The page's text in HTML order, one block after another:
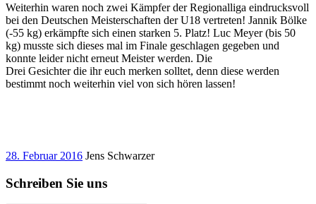
Weiterhin waren noch zwei Kämpfer der Regionalliga eindrucksvoll
bei den Deutschen Meisterschaften der U18 vertreten! Jannik Bölke
(-55 kg) erkämpfte sich einen starken 5. Platz! Luc Meyer (bis 50
kg) musste sich dieses mal im Finale geschlagen gegeben und
konnte leider nicht erneut Meister werden. Die
Drei Gesichter die ihr euch merken solltet, denn diese werden
bestimmt noch weiterhin viel von sich hören lassen!
28. Februar 2016 Jens Schwarzer
Schreiben Sie uns